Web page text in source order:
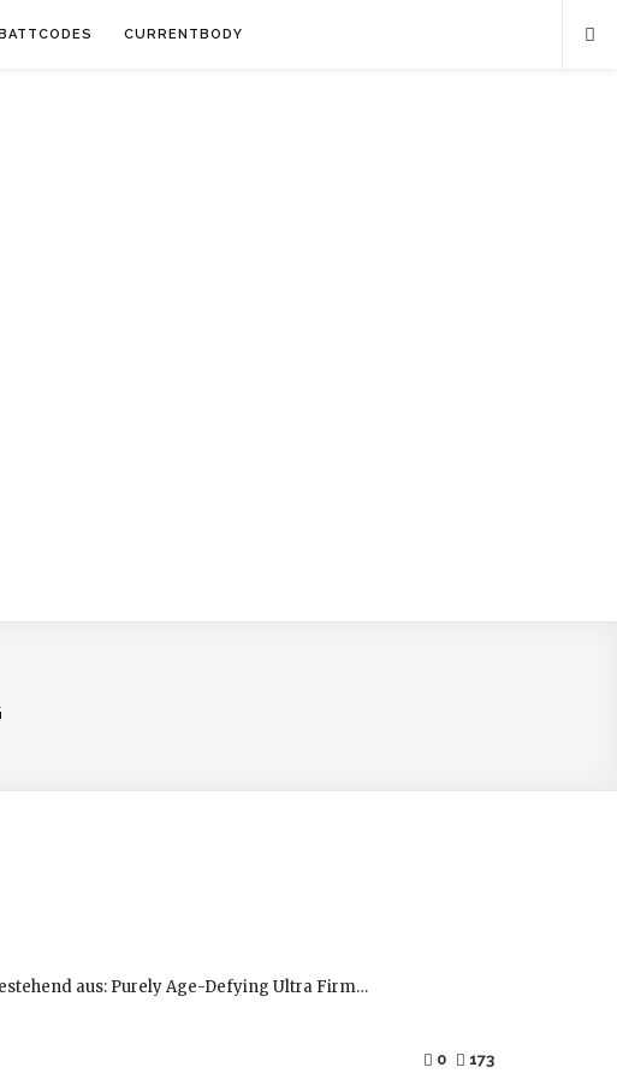
CURRENTBODY
aus: Purely Age-Defying Ultra Firm…
0 173